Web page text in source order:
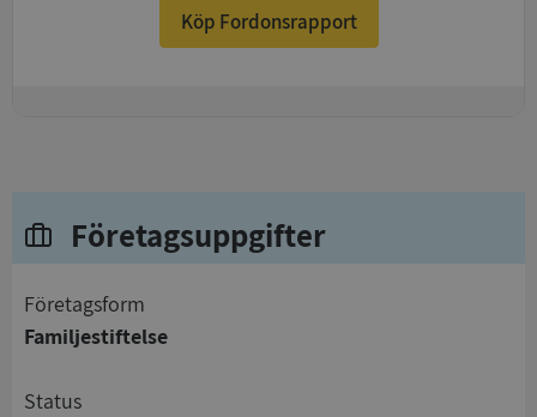
Köp Fordonsrapport
Företagsuppgifter
företagsform
Familjestiftelse
status